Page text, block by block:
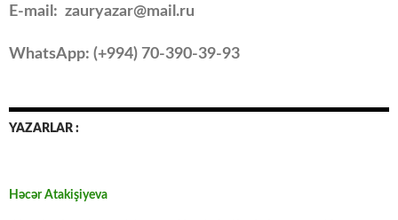
E-mail: zauryazar@mail.ru
WhatsApp: (+994) 70-390-39-93
YAZARLAR :
Həcər Atakişiyeva